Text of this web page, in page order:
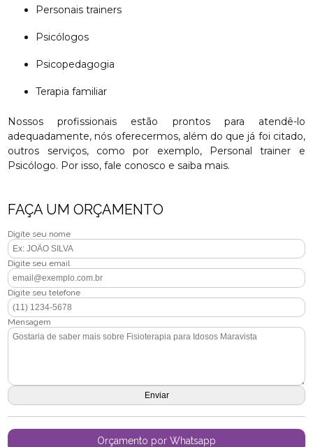
Personais trainers
Psicólogos
Psicopedagogia
Terapia familiar
Nossos profissionais estão prontos para atendê-lo
adequadamente, nós oferecermos, além do que já foi citado,
outros serviços, como por exemplo, Personal trainer e
Psicólogo. Por isso, fale conosco e saiba mais.
FAÇA UM ORÇAMENTO
Digite seu nome
Digite seu email
Digite seu telefone
Mensagem
Orçamento por Whatsapp